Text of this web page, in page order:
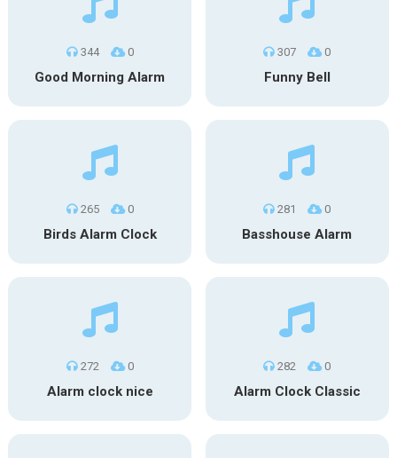
344 0
Good Morning Alarm
307 0
Funny Bell
265 0
Birds Alarm Clock
281 0
Basshouse Alarm
272 0
Alarm clock nice
282 0
Alarm Clock Classic